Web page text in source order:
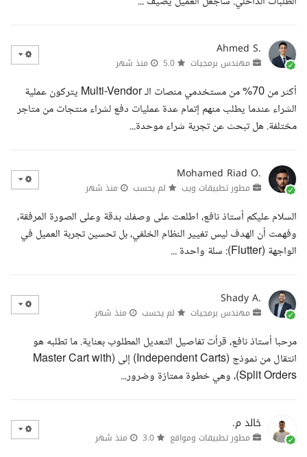
Ahmed S.
مهندس برمجيات منذ شهر
أكثر من 70% من مستخدمي منصات الـ Multi-Vendor يتركون عملية
الشراء عندما يطلب منهم إتمام عدة عمليات دفع لشراء منتجات من متاجر
مختلفة. هل تبحث عن تجربة شراء موحدة...
Mohamed Riad O.
مطور تطبيقات ويب لم يحسب منذ شهر
السلام عليكم أستاذ نافع، اطلعت على وصفك بدقة وعلى الصورة المرفقة،
وفهمت أن الهدف ليس تغيير النظام الخلفي، بل تحسين تجربة العميل في
الواجهة (Flutter): سلة واحدة ...
Shady A.
مهندس برمجيات لم يحسب منذ شهر
مرحبا أستاذ نافع، قرأت تفاصيل التعديل المطلوب بعناية. ما تطلبه هو
انتقال من نموذج (Independent Carts) إلى (Master Cart with
Split Orders)، وهي خطوة ممتازة وضرور...
خالد م.
مطور تطبيقات ومواقع منذ شهر